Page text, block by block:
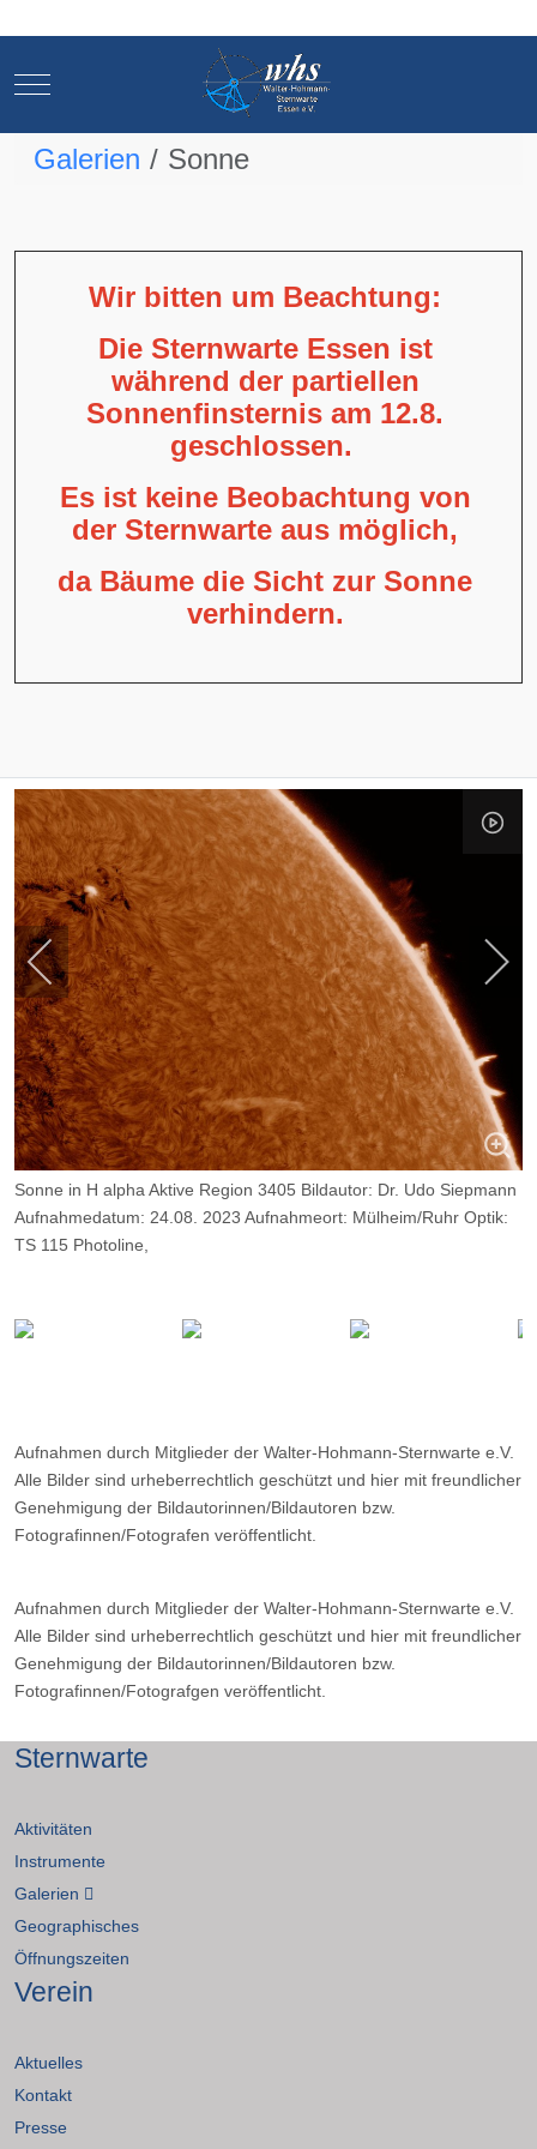
Mobile Menu Toggle
Galerien Sonne
Wir bitten um Beachtung:
Die Sternwarte Essen ist
während der partiellen
Sonnenfinsternis am 12.8.
geschlossen.
Es ist keine Beobachtung von
der Sternwarte aus möglich,
da Bäume die Sicht zur Sonne
verhindern.
Sonne in H alpha Aktive Region 3405 Bildautor: Dr. Udo Siepmann
Aufnahmedatum: 24.08. 2023 Aufnahmeort: Mülheim/Ruhr Optik:
TS 115 Photoline,
3500 Frames, davon 9%.
Aufnahmen durch Mitglieder der Walter-Hohmann-Sternwarte e.V.
Alle Bilder sind urheberrechtlich geschützt und hier mit freundlicher
Genehmigung der Bildautorinnen/Bildautoren bzw.
Fotografinnen/Fotografen veröffentlicht.
Aufnahmen durch Mitglieder der Walter-Hohmann-Sternwarte e.V.
Alle Bilder sind urheberrechtlich geschützt und hier mit freundlicher
Genehmigung der Bildautorinnen/Bildautoren bzw.
Fotografinnen/Fotografgen veröffentlicht.
Sternwarte
Aktivitäten
Instrumente
Galerien
Geographisches
Öffnungszeiten
Verein
Aktuelles
Kontakt
Presse